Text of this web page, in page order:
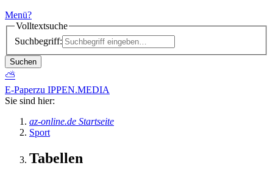
Menü?
Volltextsuche
Suchbegriff:
Suchen
⛅
E-Paperzu IPPEN.MEDIA
Sie sind hier:
az-online.de Startseite
Sport
Tabellen